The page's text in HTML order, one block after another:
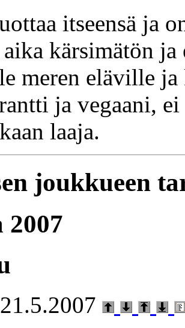
itseensä ja
kärsimätön
meren eläville ja
ja vegaani,
laaja.
joukkueen
2007